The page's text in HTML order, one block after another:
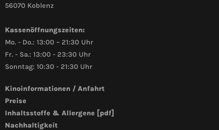
56070 Koblenz
Kassenöffnungszeiten:
Mo. - Do.: 13:00 – 21:30 Uhr
Fr. - Sa.: 13:00 - 23:30 Uhr
Sonntag: 10:30 - 21:30 Uhr
Kinoinformationen / Anfahrt
Preise
Inhaltsstoffe & Allergene [pdf]
Nachhaltigkeit